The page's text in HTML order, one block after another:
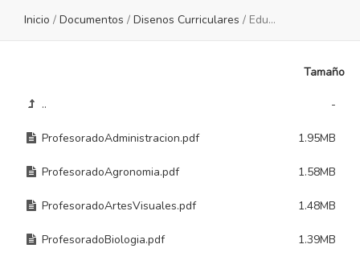
Inicio / Documentos / Disenos Curriculares / Educacion Superior
Tamaño
.. -
ProfesoradoAdministracion.pdf 1.95MB
ProfesoradoAgronomia.pdf 1.58MB
ProfesoradoArtesVisuales.pdf 1.48MB
ProfesoradoBiologia.pdf 1.39MB